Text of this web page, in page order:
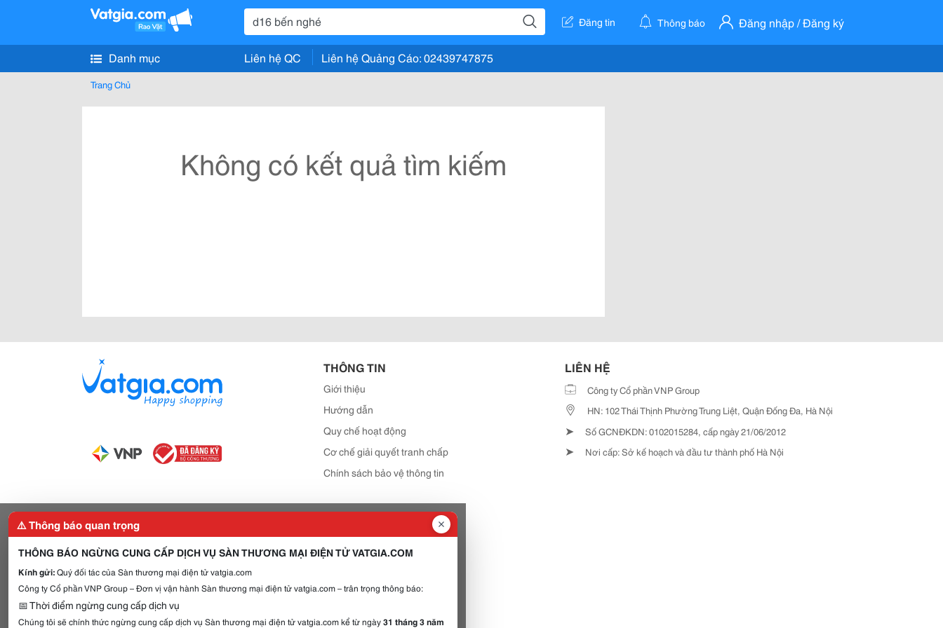
Đăng tin Thông báo Đăng nhập / Đăng ký
Danh mục Liên hệ QC Liên hệ Quảng Cáo: 02439747875
Trang Chủ
Không có kết quả tìm kiếm
THÔNG TIN
Giới thiệu
Hướng dẫn
Quy chế hoạt động
Cơ chế giải quyết tranh chấp
Chính sách bảo vệ thông tin
LIÊN HỆ
Công ty Cổ phần VNP Group
HN: 102 Thái Thịnh Phường Trung Liệt, Quận Đống Đa, Hà Nội
➤ Số GCNĐKDN: 0102015284, cấp ngày 21/06/2012
➤ Nơi cấp: Sở kế hoạch và đầu tư thành phố Hà Nội
⚠️ Thông báo quan trọng
THÔNG BÁO NGỪNG CUNG CẤP DỊCH VỤ SÀN THƯƠNG MẠI ĐIỆN TỬ VATGIA.COM
Kính gửi:Quý đối tác của Sàn thương mại điện tử vatgia.com
Công ty Cổ phần VNP Group – Đơn vị vận hành Sàn thương mại điện tử vatgia.com – trân trọng thông báo:
📅 Thời điểm ngừng cung cấp dịch vụ
Chúng tôi sẽ chính thức ngừng cung cấp dịch vụ Sàn thương mại điện tử vatgia.com kể từ ngày31 tháng 3 năm